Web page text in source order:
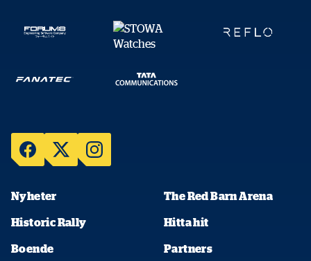
Nyheter The Red Barn Arena
Historic Rally Hitta hit
Boende Partners